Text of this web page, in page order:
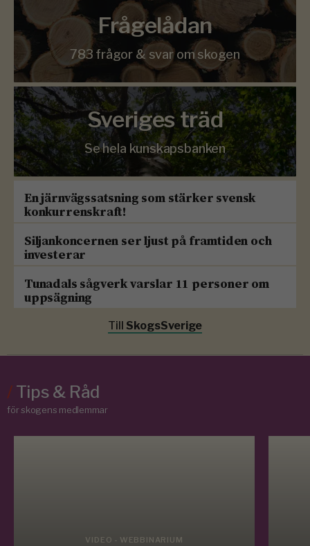
Frågelådan
783 frågor & svar om skogen
Sveriges träd
Se hela kunskapsbanken
En järnvägssatsning som stärker svensk
konkurrenskraft!
Siljankoncernen ser ljust på framtiden och
investerar
Tunadals sågverk varslar 11 personer om
uppsägning
Till SkogsSverige
/Tips & Råd
för skogens medlemmar
VIDEO - WEBBINARIUM